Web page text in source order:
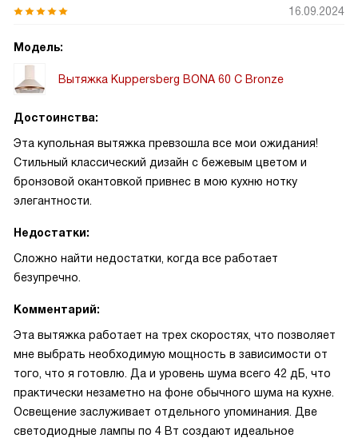
16.09.2024
Модель:
Вытяжка Kuppersberg BONA 60 C Bronze
Достоинства:
Эта купольная вытяжка превзошла все мои ожидания!
Стильный классический дизайн с бежевым цветом и
бронзовой окантовкой привнес в мою кухню нотку
элегантности.
Недостатки:
Сложно найти недостатки, когда все работает
безупречно.
Комментарий:
Эта вытяжка работает на трех скоростях, что позволяет
мне выбрать необходимую мощность в зависимости от
того, что я готовлю. Да и уровень шума всего 42 дБ, что
практически незаметно на фоне обычного шума на кухне.
Освещение заслуживает отдельного упоминания. Две
светодиодные лампы по 4 Вт создают идеальное